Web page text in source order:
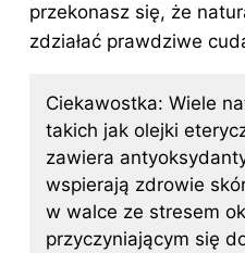
przekonasz się, że
zdziałać prawdziwe
Ciekawostka: Wiele
takich jak olejki
zawiera
wspierają zdrowie
w walce ze stresem
przyczyniającym się